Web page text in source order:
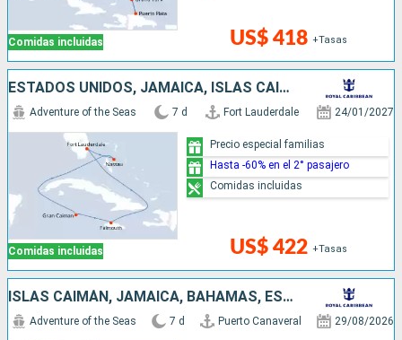
Comidas incluidas US$ 418 +Tasas
ESTADOS UNIDOS, JAMAICA, ISLAS CAIMÁN, BAHAMAS
Comidas incluidas
Adventure of the Seas 7 d Fort Lauderdale 24/01/2027
US$ 422 +Tasas
Precio especial familias
Hasta -60% en el 2° pasajero
Comidas incluidas
ISLAS CAIMÁN, JAMAICA, BAHAMAS, ESTADOS UNIDOS
Adventure of the Seas 7 d Puerto Canaveral 29/08/2026